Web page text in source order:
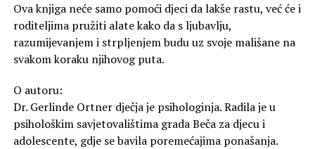
Ova knjiga neće samo pomoći djeci da lakše rastu, već će i
roditeljima pružiti alate kako da s ljubavlju,
razumijevanjem i strpljenjem budu uz svoje mališane na
svakom koraku njihovog puta.
O autoru:
Dr. Gerlinde Ortner dječja je psihologinja. Radila je u
psihološkim savjetovalištima grada Beča za djecu i
adolescente, gdje se bavila poremećajima ponašanja.